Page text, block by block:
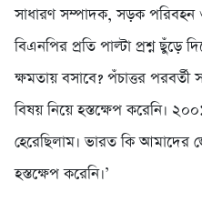
সাধারণ সম্পাদক, সড়ক পরিবহন
বিএনপির প্রতি পাল্টা প্রশ্ন
ক্ষমতায় বসাবে? পঁচাত্তর
বিষয় নিয়ে হস্তক্ষেপ করেনি।
হেরেছিলাম। ভারত কি আমাদের
হস্তক্ষেপ করেনি।’